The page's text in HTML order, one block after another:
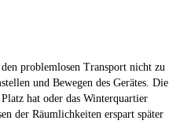
problemlosen Transport nicht zu
und Bewegen des Gerätes. Die
hat oder das Winterquartier
der Räumlichkeiten erspart später